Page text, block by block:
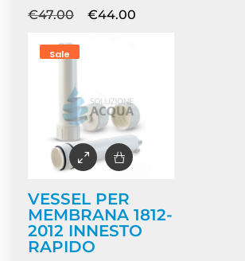
€47.00 €44.00
Sale
VESSEL PER
MEMBRANA 1812-
2012 INNESTO
RAPIDO